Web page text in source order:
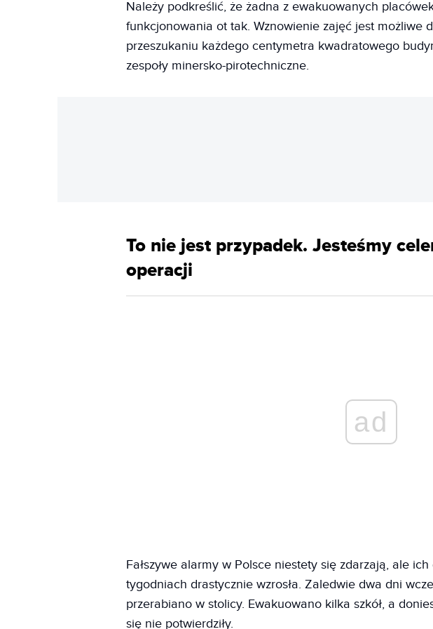
Należy podkreślić, że żadna z ewakuowanych
funkcjonowania ot tak. Wznowienie zajęć jest możliwe
przeszukaniu każdego centymetra kwadratowego
zespoły minersko-pirotechniczne.
To nie jest przypadek. Jesteśmy
operacji
ad
Fałszywe alarmy w Polsce niestety się zdarzają, ale
tygodniach drastycznie wzrosła. Zaledwie dwa dni
przerabiano w stolicy. Ewakuowano kilka szkół, a
się nie potwierdziły.